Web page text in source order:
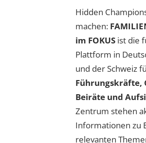
Hidden
machen:
im FOKUS ist die
Plattform in
und der Schweiz
Führungskräfte,
Beiräte und
Zentrum stehen
Informationen zu
relevanten